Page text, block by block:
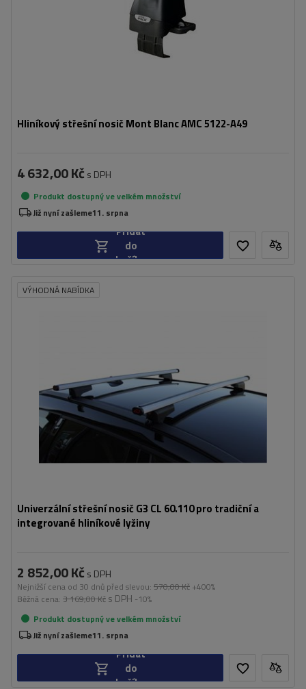
Hliníkový střešní nosič Mont Blanc AMC 5122-A49
4 632,00 Kč s DPH
Produkt dostupný ve velkém množství
Již nyní zašleme11. srpna
Přidat
do
košíku
VÝHODNÁ NABÍDKA
Univerzální střešní nosič G3 CL 60.110 pro tradiční a
integrované hliníkové lyžiny
2 852,00 Kč s DPH
Nejnižší cena od 30 dnů před slevou: 570,00 Kč +400%
Běžná cena: 3 169,00 Kč s DPH -10%
Produkt dostupný ve velkém množství
Již nyní zašleme11. srpna
Přidat
do
košíku